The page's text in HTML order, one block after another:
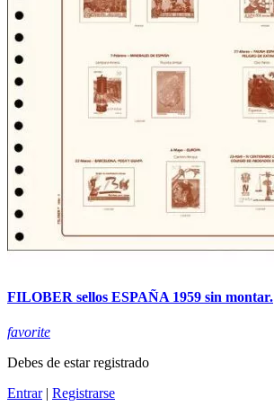
FILOBER sellos ESPAÑA 1959 sin montar.
favorite
Debes de estar registrado
Entrar| Registrarse